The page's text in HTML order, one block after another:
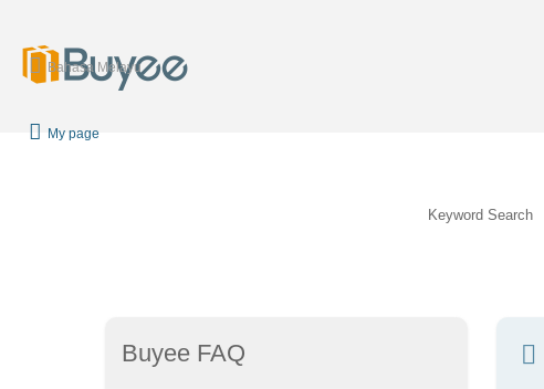
Bahasa Melayu
My page
Keyword Search
Buyee FAQ